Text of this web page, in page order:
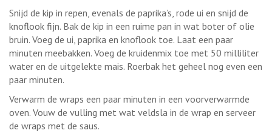
Snijd de kip in repen, evenals de paprika’s, rode ui en snijd de
knoflook fijn. Bak de kip in een ruime pan in wat boter of olie
bruin. Voeg de ui, paprika en knoflook toe. Laat een paar
minuten meebakken. Voeg de kruidenmix toe met 50 milliliter
water en de uitgelekte mais. Roerbak het geheel nog even een
paar minuten.
Verwarm de wraps een paar minuten in een voorverwarmde
oven. Vouw de vulling met wat veldsla in de wrap en serveer
de wraps met de saus.